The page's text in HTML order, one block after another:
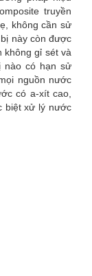
truyền
không cần sử
này còn được
không gỉ sét và
nào có hạn sử
nguồn nước
có a-xít cao,
biệt xử lý nước